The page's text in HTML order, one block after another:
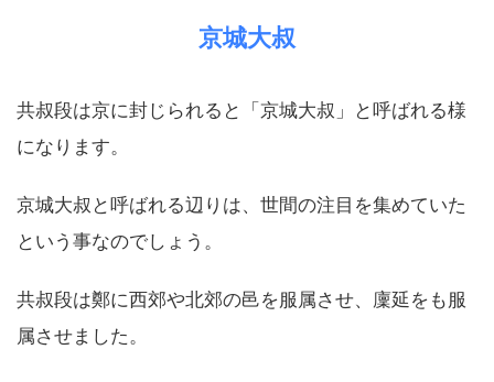
京城大叔
共叔段は京に封じられると「京城大叔」と呼ばれる様
になります。
京城大叔と呼ばれる辺りは、世間の注目を集めていた
という事なのでしょう。
共叔段は鄭に西郊や北郊の邑を服属させ、廩延をも服
属させました。